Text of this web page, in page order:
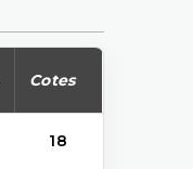
Cotes
18